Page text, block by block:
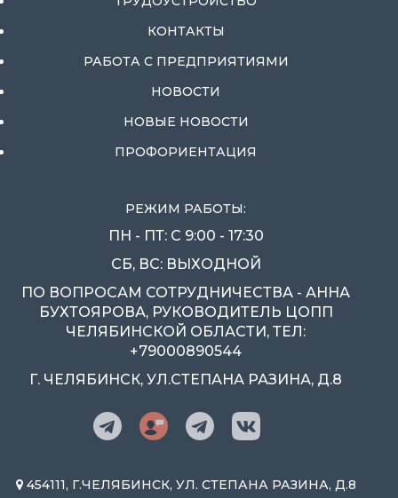
КОНТАКТЫ
РАБОТА С ПРЕДПРИЯТИЯМИ
НОВОСТИ
НОВЫЕ НОВОСТИ
ПРОФОРИЕНТАЦИЯ
РЕЖИМ РАБОТЫ:
ПН - ПТ: С 9:00 - 17:30
СБ, ВС: ВЫХОДНОЙ
ПО ВОПРОСАМ СОТРУДНИЧЕСТВА - АННА
БУХТОЯРОВА, РУКОВОДИТЕЛЬ ЦОПП
ЧЕЛЯБИНСКОЙ ОБЛАСТИ, ТЕЛ:
+79000890544
Г. ЧЕЛЯБИНСК, УЛ.СТЕПАНА РАЗИНА, Д.8
454111, Г.ЧЕЛЯБИНСК, УЛ. СТЕПАНА РАЗИНА, Д.8